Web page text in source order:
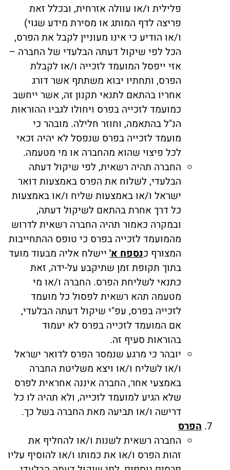
פלילית ו/או עוולה אזרחית, ובכלל זאת
פריצה לדף המותג או מסירת מידע שגוי)
ו/או הודיע כי אינו מעוניין לקבל את הפרס,
הכל לפי שיקול דעתה הבלעדי של החברה –
אזי ייפסל המועמד לזכייה ו/או לקבלת
הפרס, ותחתיו יבוא משתתף אשר דורג
אחריו בהתאם לתנאי תקנון זה, אשר ייחשב
כמועמד לזכייה בפרס ויחולו לגביו ההוראות
הנ"ל בהתאמה, וחוזר חלילה. מובהר כי
מועמד לזכייה בפרס שנפסל לא יהיה זכאי
לכל פיצוי שהוא מהחברה או מי מטעמה.
החברה תהיה רשאית, לפי שיקול דעתה
הבלעדי, לשלוח את הפרס באמצעות דואר
ישראל ו/או באמצעות שליח ו/או באמצעות
כל דרך אחרת בהתאם לשיקול דעתה,
ובמקרה כאמור תהיה החברה רשאית לדרוש
מהמועמד לזכייה בפרס כי טופס ההתחייבות
המצורף כנספח א' יישלח אליה מבעוד מועד
בתוך תקופת זמן שתיקבע על-ידה, זאת
כתנאי לשליחת הפרס. החברה ו/או מי
מטעמה תהא רשאית לפסול כל מועמד
לזכייה בפרס, עפ"י שיקול דעתה הבלעדי,
אם המועמד לזכייה בפרס לא יעמוד
בהוראות סעיף זה.
יובהר כי מרגע שנמסר הפרס לדואר ישראל
ו/או לשליח ו/או ויצא משליטת החברה
באמצעי אחר, החברה איננה אחראית לפרס
שלא הגיע למועמד לזכייה, ולא תהיה לו כל
דרישה ו/או תביעה מאת החברה בשל כך.
הפרס
החברה רשאית לשנות ו/או להחליף את
זהות הפרס ו/או את כמותו ו/או להוסיף עליו